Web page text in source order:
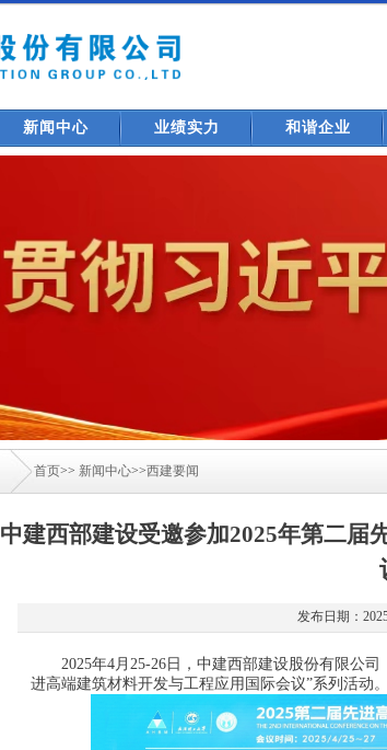
新闻中心 业绩实力 和谐企业
首页>> 新闻中心>>西建要闻
中建西部建设受邀参加2025年第二届
发布日期：
2025年4月25-26日，中建西部建设股份有限公司
进高端建筑材料开发与工程应用国际会议”系列活动。